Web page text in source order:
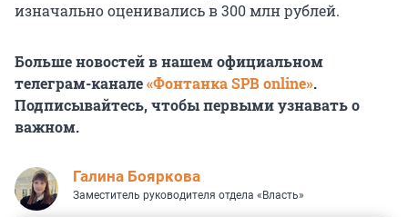
изначально оценивались в 300 млн рублей.
Больше новостей в нашем официальном
телеграм-канале«Фонтанка SPB online».
Подписывайтесь, чтобы первыми узнавать о
важном.
Галина Бояркова
Заместитель руководителя отдела «Власть»